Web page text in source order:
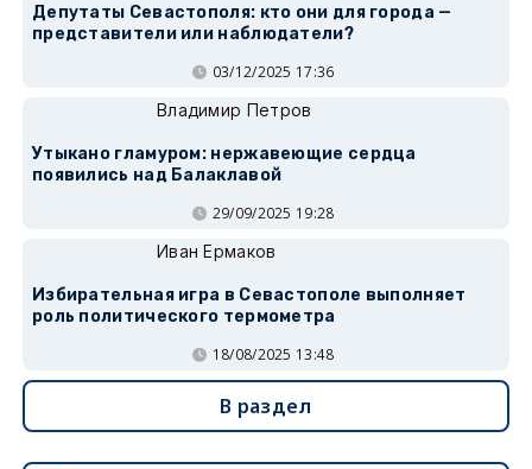
Депутаты Севастополя: кто они для города —
представители или наблюдатели?
03/12/2025 17:36
Владимир Петров
Утыкано гламуром: нержавеющие сердца
появились над Балаклавой
29/09/2025 19:28
Иван Ермаков
Избирательная игра в Севастополе выполняет
роль политического термометра
18/08/2025 13:48
В раздел